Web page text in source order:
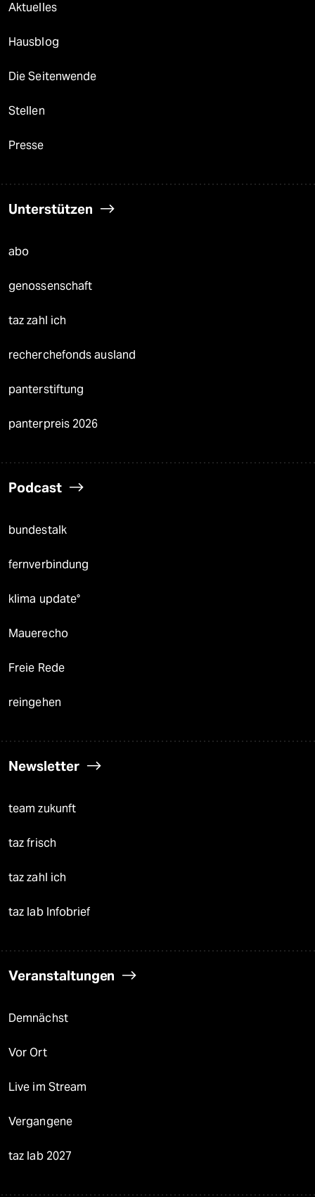
Aktuelles
Hausblog
Die Seitenwende
Stellen
Presse
Unterstützen
abo
genossenschaft
taz zahl ich
recherchefonds ausland
panterstiftung
panterpreis 2026
Podcast
bundestalk
fernverbindung
klima update°
Mauerecho
Freie Rede
reingehen
Newsletter
team zukunft
taz frisch
taz zahl ich
taz lab Infobrief
Veranstaltungen
Demnächst
Vor Ort
Live im Stream
Vergangene
taz lab 2027